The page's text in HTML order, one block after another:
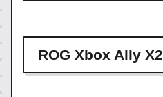
ROG Xbox Ally